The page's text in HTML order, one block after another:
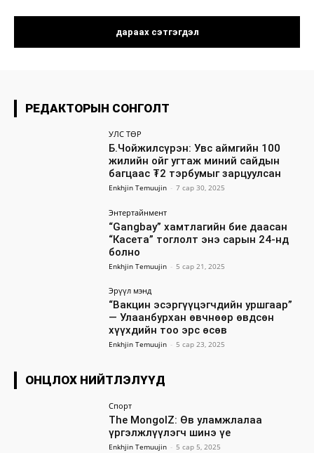
РЕДАКТОРЫН СОНГОЛТ
УЛС ТӨР
Б.Чойжилсүрэн: Увс аймгийн 100
жилийн ойг угтаж миний сайдын
багцаас ₮2 тэрбумыг зарцуулсан
Enkhjin Temuujin - 7 сар 30, 2025
Энтертайнмент
“Gangbay” хамтлагийн бие даасан
“Касета” тоглолт энэ сарын 24-нд
болно
Enkhjin Temuujin - 5 сар 21, 2025
Эрүүл мэнд
“Вакцин эсэргүүцэгчдийн уршгаар”
— Улаанбурхан өвчнөөр өвдсөн
хүүхдийн тоо эрс өсөв
Enkhjin Temuujin - 5 сар 23, 2025
ОНЦЛОХ НИЙТЛЭЛҮҮД
Спорт
The MongolZ: Өв уламжлалаа
үргэлжлүүлэгч шинэ үе
Enkhjin Temuujin - 5 сар 5, 2025